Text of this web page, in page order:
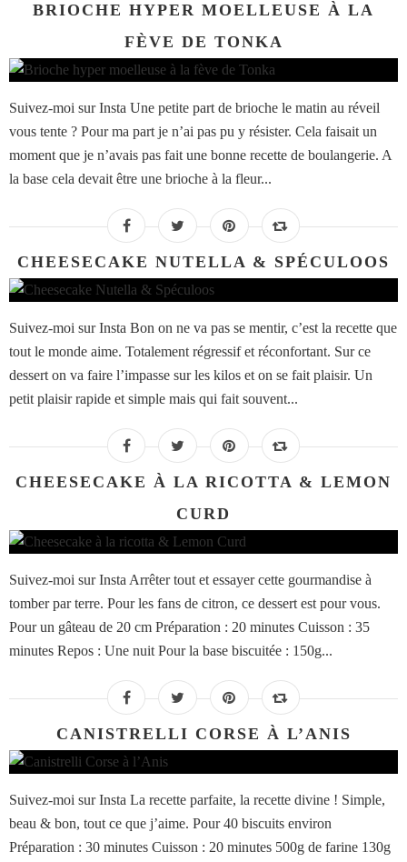
BRIOCHE HYPER MOELLEUSE À LA
FÈVE DE TONKA
Suivez-moi sur Insta Une petite part de brioche le matin au réveil
vous tente ? Pour ma part je n’ai pas pu y résister. Cela faisait un
moment que je n’avais pas fait une bonne recette de boulangerie. A
la base cela devait être une brioche à la fleur...
CHEESECAKE NUTELLA & SPÉCULOOS
Suivez-moi sur Insta Bon on ne va pas se mentir, c’est la recette que
tout le monde aime. Totalement régressif et réconfortant. Sur ce
dessert on va faire l’impasse sur les kilos et on se fait plaisir. Un
petit plaisir rapide et simple mais qui fait souvent...
CHEESECAKE À LA RICOTTA & LEMON
CURD
Suivez-moi sur Insta Arrêter tout et essayer cette gourmandise à
tomber par terre. Pour les fans de citron, ce dessert est pour vous.
Pour un gâteau de 20 cm Préparation : 20 minutes Cuisson : 35
minutes Repos : Une nuit Pour la base biscuitée : 150g...
CANISTRELLI CORSE À L’ANIS
Suivez-moi sur Insta La recette parfaite, la recette divine ! Simple,
beau & bon, tout ce que j’aime. Pour 40 biscuits environ
Préparation : 30 minutes Cuisson : 20 minutes 500g de farine 130g